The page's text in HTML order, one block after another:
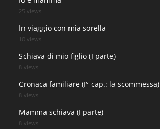
25 views
In viaggio con mia sorella
10 views
Schiava di mio figlio (I parte)
8 views
Cronaca familiare (I° cap.: la scommessa)
8 views
Mamma schiava (I parte)
8 views